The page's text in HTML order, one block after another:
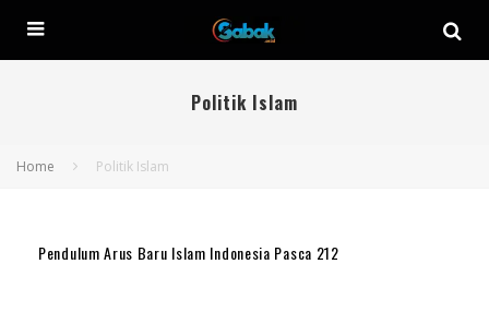
Politik Islam
Home Politik Islam
Pendulum Arus Baru Islam Indonesia Pasca 212